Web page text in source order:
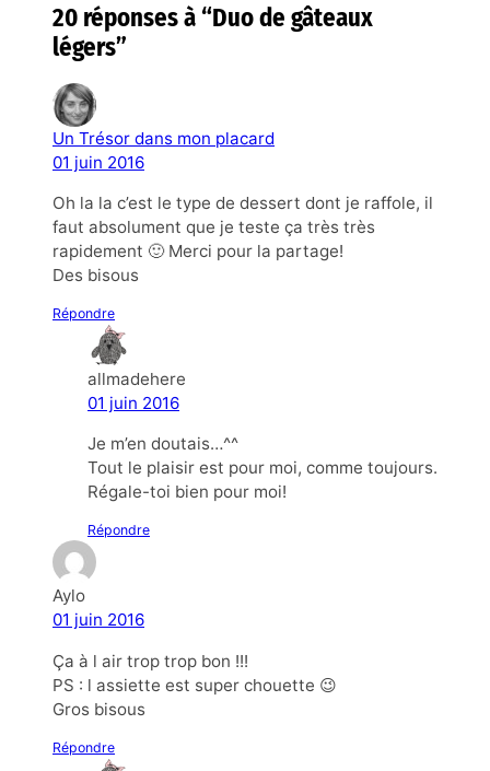
20 réponses à “Duo de gâteaux
légers”
Un Trésor dans mon placard
01 juin 2016
Oh la la c’est le type de dessert dont je raffole, il
faut absolument que je teste ça très très
rapidement 🙂 Merci pour la partage!
Des bisous
Répondre
allmadehere
01 juin 2016
Je m’en doutais…^^
Tout le plaisir est pour moi, comme toujours.
Régale-toi bien pour moi!
Répondre
Aylo
01 juin 2016
Ça à l air trop trop bon !!!
PS : l assiette est super chouette 😉
Gros bisous
Répondre